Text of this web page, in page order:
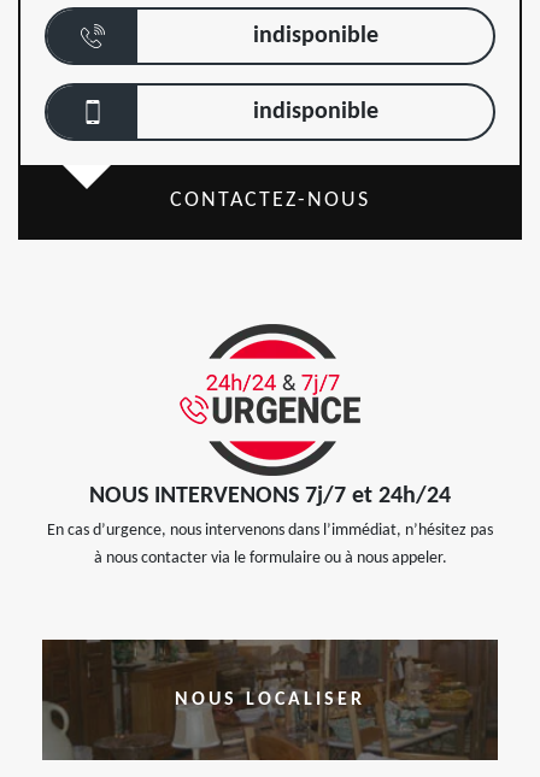
indisponible
indisponible
CONTACTEZ-NOUS
NOUS INTERVENONS 7j/7 et 24h/24
En cas d’urgence, nous intervenons dans l’immédiat, n’hésitez pas
à nous contacter via le formulaire ou à nous appeler.
NOUS LOCALISER